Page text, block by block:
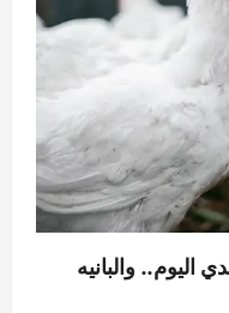
اليوم.. والبانيه